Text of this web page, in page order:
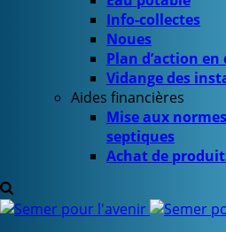
Info-collectes
Noues
Plan d’action
Vidange des
Aides financières
Mise aux
septiques
Achat de